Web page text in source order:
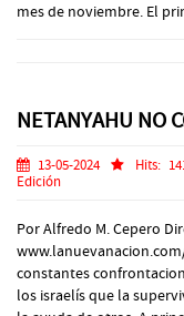
mes de noviembre. El
NETANYAHU NO
13-05-2024 Hits:
Edición
Por Alfredo M. Cepero
constantes
los israelís que la